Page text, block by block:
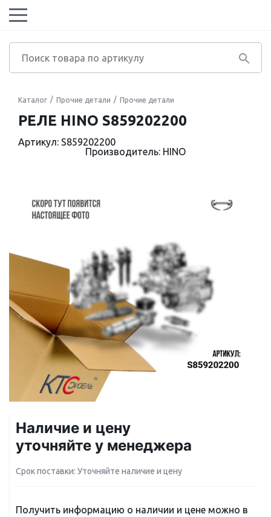
Каталог Прочие детали Прочие детали
РЕЛЕ HINO S859202200
Артикул: S859202200
Производитель: HINO
Наличие и цену
уточняйте у менеджера
Срок поставки: Уточняйте наличие и цену
Получить информацию о наличии и цене можно в